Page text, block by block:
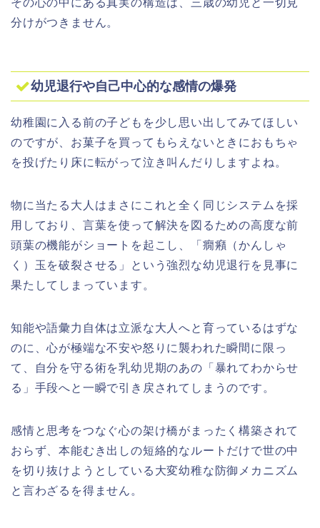
分けがつきません。
幼児退行や自己中心的な感情の爆発
幼稚園に入る前の子どもを少し思い出してみてほしい
のですが、お菓子を買ってもらえないときにおもちゃ
を投げたり床に転がって泣き叫んだりしますよね。
物に当たる大人はまさにこれと全く同じシステムを採
用しており、言葉を使って解決を図るための高度な前
頭葉の機能がショートを起こし、「癇癪（かんしゃ
く）玉を破裂させる」という強烈な幼児退行を見事に
果たしてしまっています。
知能や語彙力自体は立派な大人へと育っているはずな
のに、心が極端な不安や怒りに襲われた瞬間に限っ
て、自分を守る術を乳幼児期のあの「暴れてわからせ
る」手段へと一瞬で引き戻されてしまうのです。
感情と思考をつなぐ心の架け橋がまったく構築されて
おらず、本能むき出しの短絡的なルートだけで世の中
を切り抜けようとしている大変幼稚な防御メカニズム
と言わざるを得ません。